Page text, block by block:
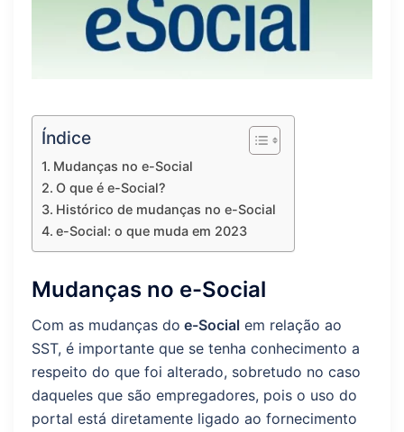
Índice
Mudanças no e-Social
O que é e-Social?
Histórico de mudanças no e-Social
e-Social: o que muda em 2023
Mudanças no e-Social
Com as mudanças do e-Social em relação ao
SST, é importante que se tenha conhecimento a
respeito do que foi alterado, sobretudo no caso
daqueles que são empregadores, pois o uso do
portal está diretamente ligado ao fornecimento